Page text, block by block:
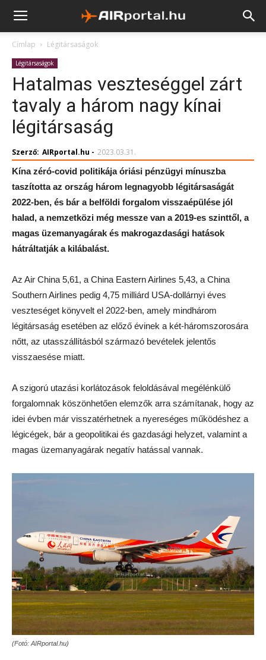
Címlap Légitársaságok
Légitársaságok
Hatalmas veszteséggel zárt
tavaly a három nagy kínai
légitársaság
Szerző: AIRportal.hu - 2023.03.31.
Kína zéró-covid politikája óriási pénzügyi mínuszba
taszította az ország három legnagyobb légitársaságát
2022-ben, és bár a belföldi forgalom visszaépülése jól
halad, a nemzetközi még messze van a 2019-es szinttől, a
magas üzemanyagárak és makrogazdasági hatások
hátráltatják a kilábalást.
Az Air China 5,61, a China Eastern Airlines 5,43, a China
Southern Airlines pedig 4,75 milliárd USA-dollárnyi éves
veszteséget könyvelt el 2022-ben, amely mindhárom
légitársaság esetében az előző évinek a két-háromszorosára
nőtt, az utasszállításból származó bevételek jelentős
visszaesése miatt.
A szigorú utazási korlátozások feloldásával megélénkülő
forgalomnak köszönhetően elemzők arra számítanak, hogy az
idei évben már visszatérhetnek a nyereséges működéshez a
légicégek, bár a geopolitikai és gazdasági helyzet, valamint a
magas üzemanyagárak negatív hatással vannak.
(Fotó: AIRportal.hu)